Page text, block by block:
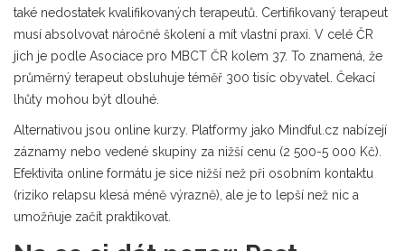
také nedostatek kvalifikovaných terapeutů. Certifikovaný terapeut
musí absolvovat náročné školení a mít vlastní praxi. V celé ČR
jich je podle Asociace pro MBCT ČR kolem 37. To znamená, že
průměrný terapeut obsluhuje téměř 300 tisíc obyvatel. Čekací
lhůty mohou být dlouhé.
Alternativou jsou online kurzy. Platformy jako Mindful.cz nabízejí
záznamy nebo vedené skupiny za nižší cenu (2 500-5 000 Kč).
Efektivita online formátu je sice nižší než při osobním kontaktu
(riziko relapsu klesá méně výrazně), ale je to lepší než nic a
umožňuje začít praktikovat.